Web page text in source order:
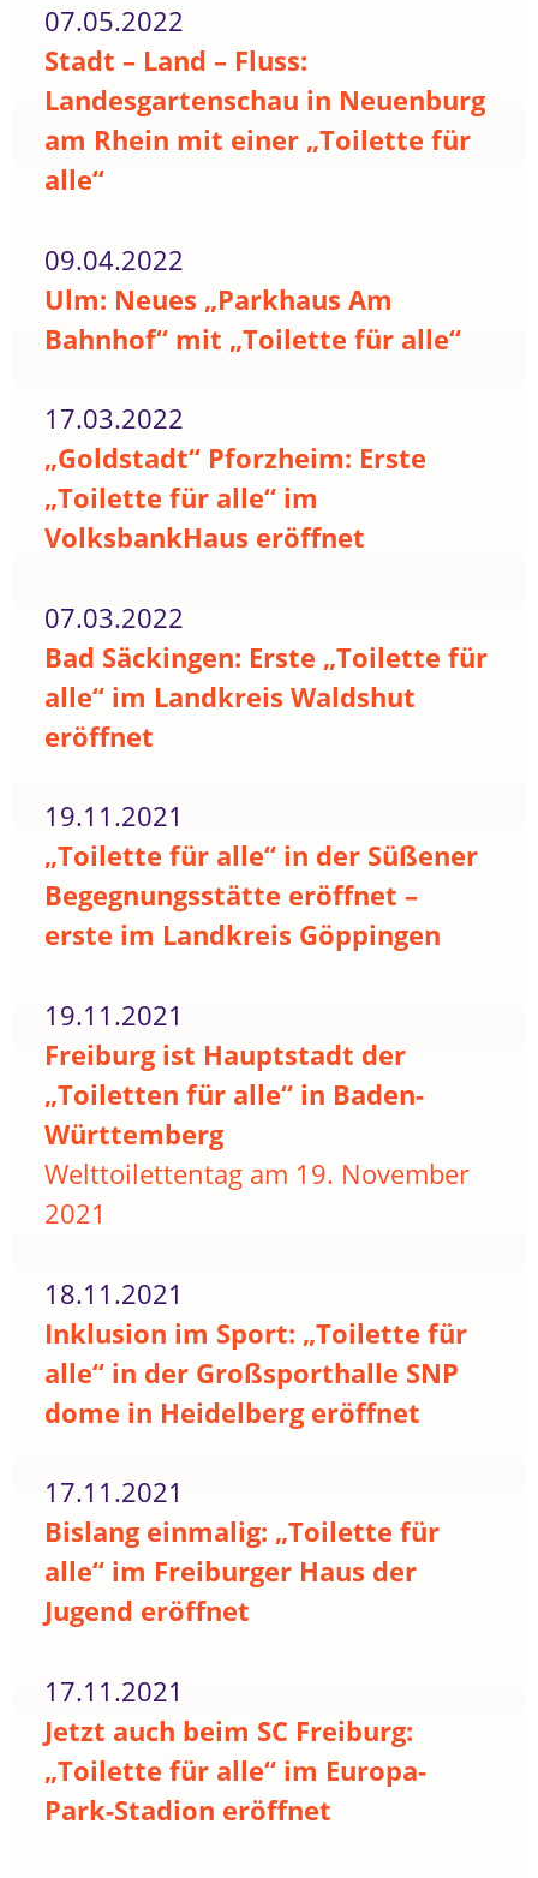
07.05.2022
Stadt – Land – Fluss:
Landesgartenschau in Neuenburg
am Rhein mit einer „Toilette für
alle“
09.04.2022
Ulm: Neues „Parkhaus Am
Bahnhof“ mit „Toilette für alle“
17.03.2022
„Goldstadt“ Pforzheim: Erste
„Toilette für alle“ im
VolksbankHaus eröffnet
07.03.2022
Bad Säckingen: Erste „Toilette für
alle“ im Landkreis Waldshut
eröffnet
19.11.2021
„Toilette für alle“ in der Süßener
Begegnungsstätte eröffnet –
erste im Landkreis Göppingen
19.11.2021
Freiburg ist Hauptstadt der
„Toiletten für alle“ in Baden-
Württemberg
Welttoilettentag am 19. November
2021
18.11.2021
Inklusion im Sport: „Toilette für
alle“ in der Großsporthalle SNP
dome in Heidelberg eröffnet
17.11.2021
Bislang einmalig: „Toilette für
alle“ im Freiburger Haus der
Jugend eröffnet
17.11.2021
Jetzt auch beim SC Freiburg:
„Toilette für alle“ im Europa-
Park-Stadion eröffnet